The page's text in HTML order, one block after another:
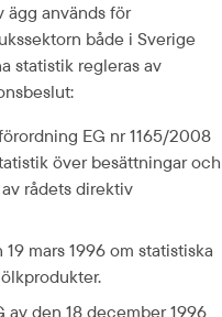
ägg används för
både i Sverige
statistik regleras av
EG nr 1165/2008
över besättningar och
rådets direktiv
mars 1996 om statistiska
den 18 december 1996